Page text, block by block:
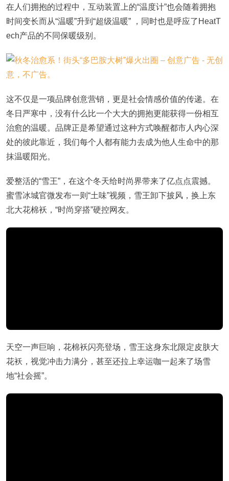
在人们拥抱的过程中，互动装置上的“温度计”也会随着拥抱
时间变长而从“温暖”升到“超级温暖” ，同时也是呼应了HeatT
ech产品的不同保暖级别。
这不仅是一项品牌创意营销，更是社会情感价值的传递。在
冬日严寒中，没有什么比一个大大的拥抱更能获得一份相互
治愈的温暖。品牌正是希望通过这种方式唤醒都市人内心深
处的彼此靠近，我们每个人都有能力去成为他人生命中的那
抹温暖阳光。
爱整活的“雪王”，在这个冬天给时尚界带来了亿点点震撼。
蜜雪冰城官微发布一则“土味”视频，雪王卸下披风，换上东
北大花棉袄，“时尚穿搭”硬控网友。
天空一声巨响，花棉袄闪亮登场，雪王这身东北限定皮肤大
花袄，视觉冲击力满分，甚至还拉上幸运咖一起来了场雪
地“社会摇”。